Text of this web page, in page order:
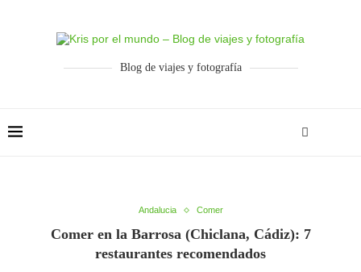
Blog de viajes y fotografía
Andalucia Comer
Comer en la Barrosa (Chiclana, Cádiz): 7
restaurantes recomendados